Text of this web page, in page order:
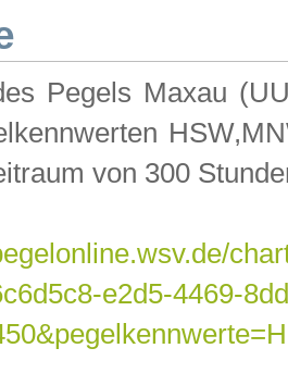
Pegels Maxau
von 300
e2d5-4469-